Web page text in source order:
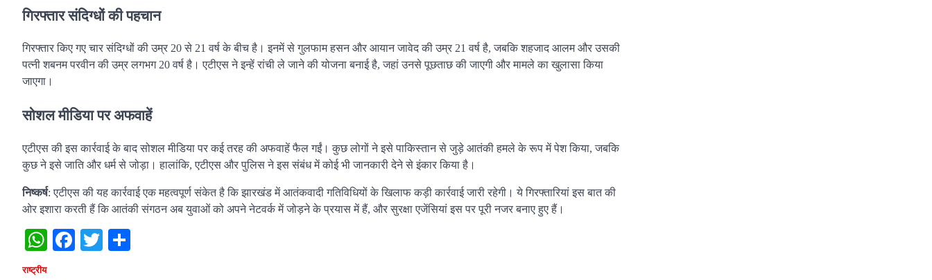
गिरफ्तार संदिग्धों की पहचान
गिरफ्तार किए गए चार संदिग्धों की उम्र 20 से 21 वर्ष के बीच है। इनमें से गुलफाम हसन और आयान जावेद की उम्र 21 वर्ष है, जबकि शहजाद आलम और उसकी
पत्नी शबनम परवीन की उम्र लगभग 20 वर्ष है। एटीएस ने इन्हें रांची ले जाने की योजना बनाई है, जहां उनसे पूछताछ की जाएगी और मामले का खुलासा किया
जाएगा।
सोशल मीडिया पर अफवाहें
एटीएस की इस कार्रवाई के बाद सोशल मीडिया पर कई तरह की अफवाहें फैल गईं। कुछ लोगों ने इसे पाकिस्तान से जुड़े आतंकी हमले के रूप में पेश किया, जबकि
कुछ ने इसे जाति और धर्म से जोड़ा। हालांकि, एटीएस और पुलिस ने इस संबंध में कोई भी जानकारी देने से इंकार किया है।
निष्कर्ष: एटीएस की यह कार्रवाई एक महत्वपूर्ण संकेत है कि झारखंड में आतंकवादी गतिविधियों के खिलाफ कड़ी कार्रवाई जारी रहेगी। ये गिरफ्तारियां इस बात की
ओर इशारा करती हैं कि आतंकी संगठन अब युवाओं को अपने नेटवर्क में जोड़ने के प्रयास में हैं, और सुरक्षा एजेंसियां इस पर पूरी नजर बनाए हुए हैं।
WhatsApp
Facebook
Twitter
राष्‍ट्रीय